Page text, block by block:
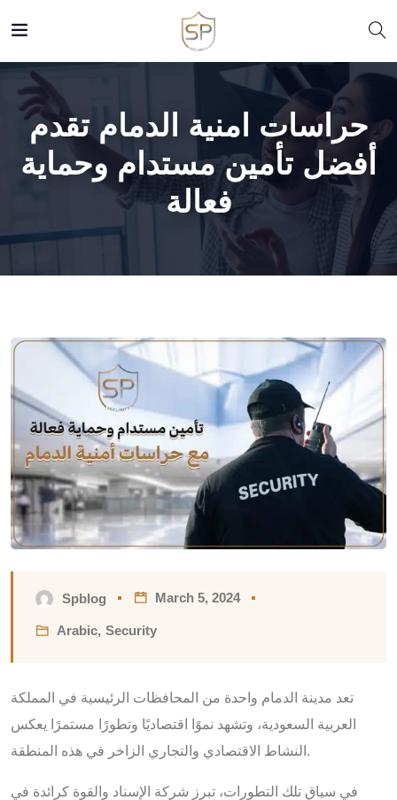
حراسات امنية الدمام تقدم
أفضل تأمين مستدام وحماية
فعالة
Spblog March 5, 2024
Arabic, Security
تعد مدينة الدمام واحدة من المحافظات الرئيسية في المملكة
العربية السعودية، وتشهد نموًا اقتصاديًا وتطورًا مستمرًا يعكس
النشاط الاقتصادي والتجاري الزاخر في هذه المنطقة.
في سياق تلك التطورات، تبرز شركة الإسناد والقوة كرائدة في